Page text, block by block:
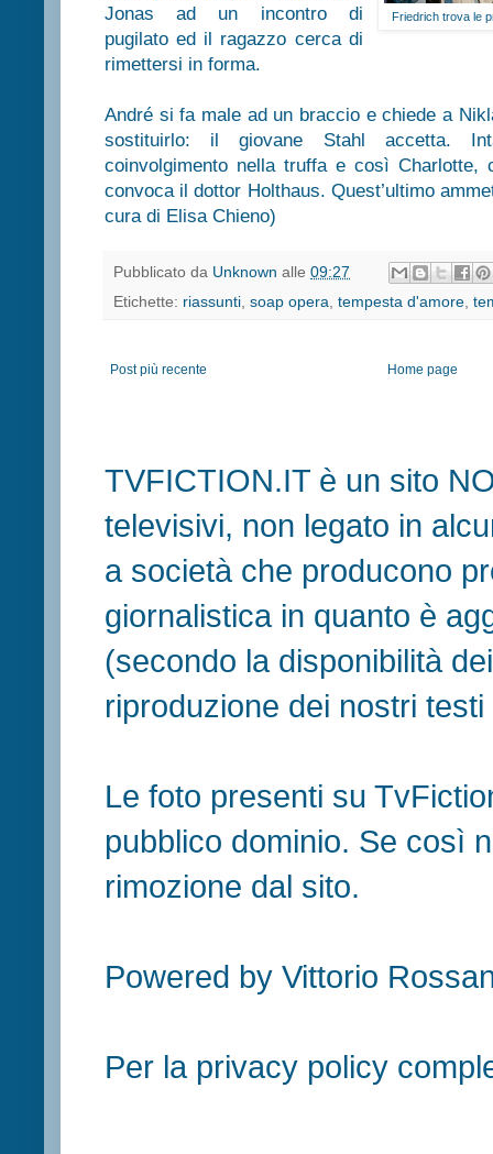
Friedrich trova le
Jonas ad un incontro di
pugilato ed il ragazzo cerca di
rimettersi in forma.
André si fa male ad un braccio e chiede a
sostituirlo: il giovane Stahl accetta.
coinvolgimento nella truffa e così Charlotte,
convoca il dottor Holthaus. Quest’ultimo
cura di Elisa Chieno)
Pubblicato da Unknown alle 09:27
Etichette: riassunti soap opera tempesta d'amore
Post più recente Home page
TVFICTION.IT è un sito
televisivi, non legato in
a società che producono
giornalistica in quanto è
(secondo la disponibilità
riproduzione dei nostri
Le foto presenti su
pubblico dominio. Se così
rimozione dal sito.
Powered by Vittorio
Per la privacy policy